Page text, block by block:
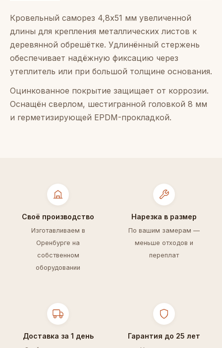
Кровельный саморез 4,8x51 мм увеличенной
длины для крепления металлических листов к
деревянной обрешётке. Удлинённый стержень
обеспечивает надёжную фиксацию через
утеплитель или при большой толщине основания.
Оцинкованное покрытие защищает от коррозии.
Оснащён сверлом, шестигранной головкой 8 мм
и герметизирующей EPDM-прокладкой.
Своё производство
Изготавливаем в
Оренбурге на
собственном
оборудовании
Нарезка в размер
По вашим замерам —
меньше отходов и
переплат
Доставка за 1 день Гарантия до 25 лет